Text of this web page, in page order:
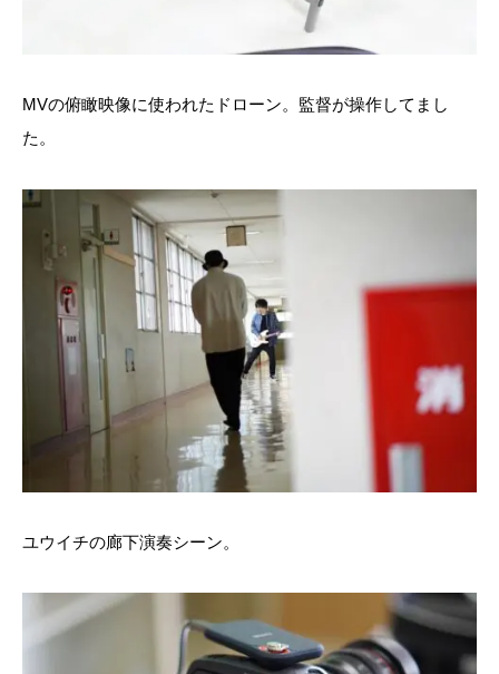
MVの俯瞰映像に使われたドローン。監督が操作してまし
た。
ユウイチの廊下演奏シーン。